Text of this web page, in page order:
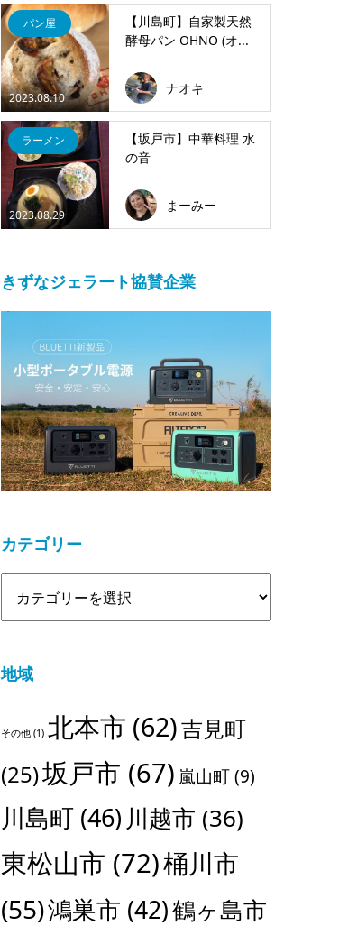
2023.08.10
パン屋
【川島町】自家製天然
酵母パン OHNO (オ...
ナオキ
2023.08.29
ラーメン
【坂戸市】中華料理 水
の音
まーみー
きずなジェラート協賛企業
カテゴリー
地域
その他 (1) 北本市 (62)吉見町
(25)坂戸市 (67) 嵐山町(9)
川島町 (46) 川越市 (36)
東松山市 (72)桶川市
(55)鴻巣市 (42)鶴ヶ島市